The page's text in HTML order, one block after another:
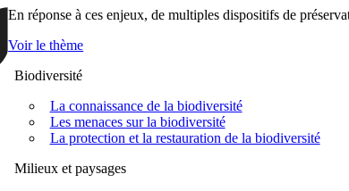
En réponse à ces enjeux, de multiples dispositifs de
Voir le thème
Biodiversité
La connaissance de la biodiversité
Les menaces sur la biodiversité
La protection et la restauration de la biodiversité
Milieux et paysages